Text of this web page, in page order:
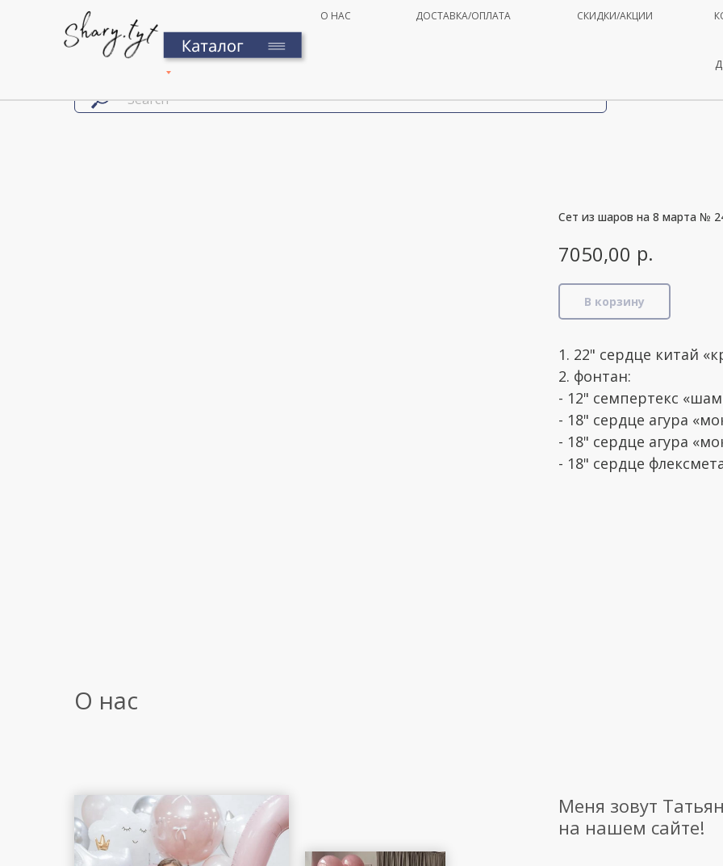
О НАС СКИДКИ/АКЦИИ
ДОСТАВКА/ОПЛАТА
Сет из шаров на 8 марта №
7050,00 р.
В корзину
1. 22" сердце китай
2. фонтан:
- 12" семпертекс
- 18" сердце агура
- 18" сердце агура
- 18" сердце
О нас
Меня зовут
на нашем сайте!